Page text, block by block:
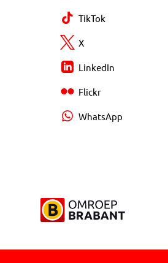
TikTok
X
LinkedIn
Flickr
WhatsApp